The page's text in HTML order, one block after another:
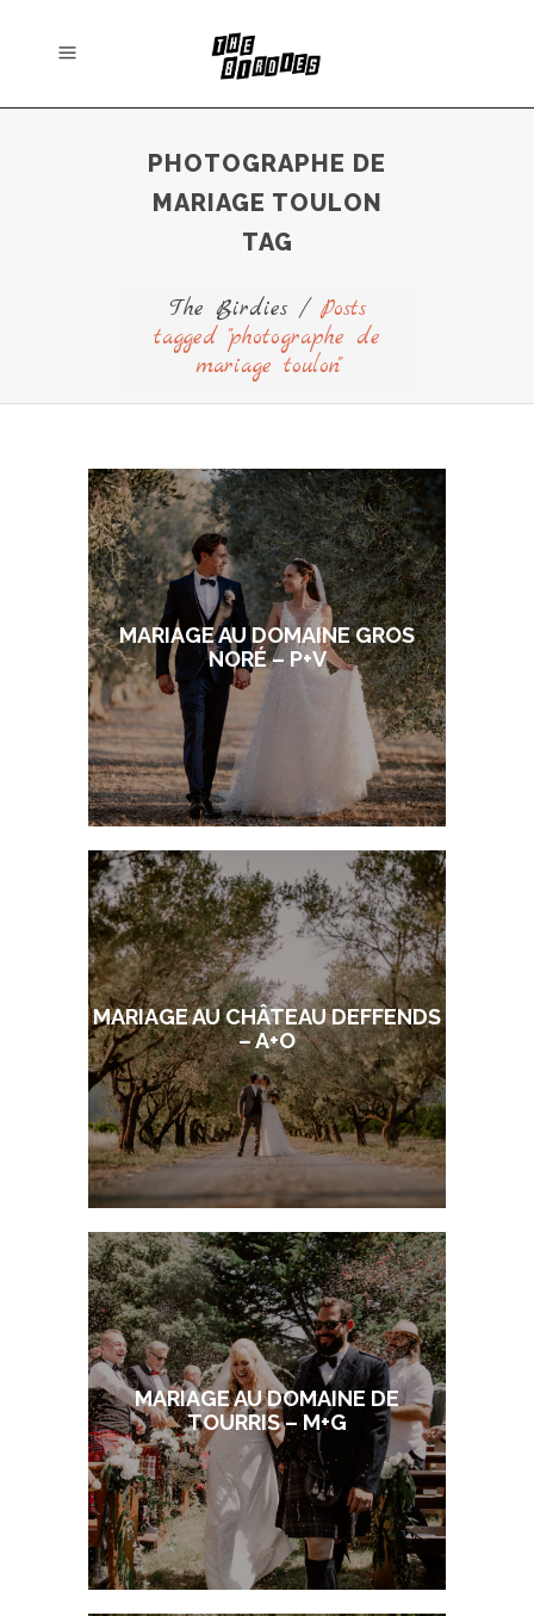
PHOTOGRAPHE DE
MARIAGE TOULON
TAG
The Birdies/Posts
tagged "photographe de
mariage toulon"
MARIAGE AU DOMAINE GROS
NORÉ – P+V
MARIAGE AU CHÂTEAU DEFFENDS
– A+O
MARIAGE AU DOMAINE DE
TOURRIS – M+G